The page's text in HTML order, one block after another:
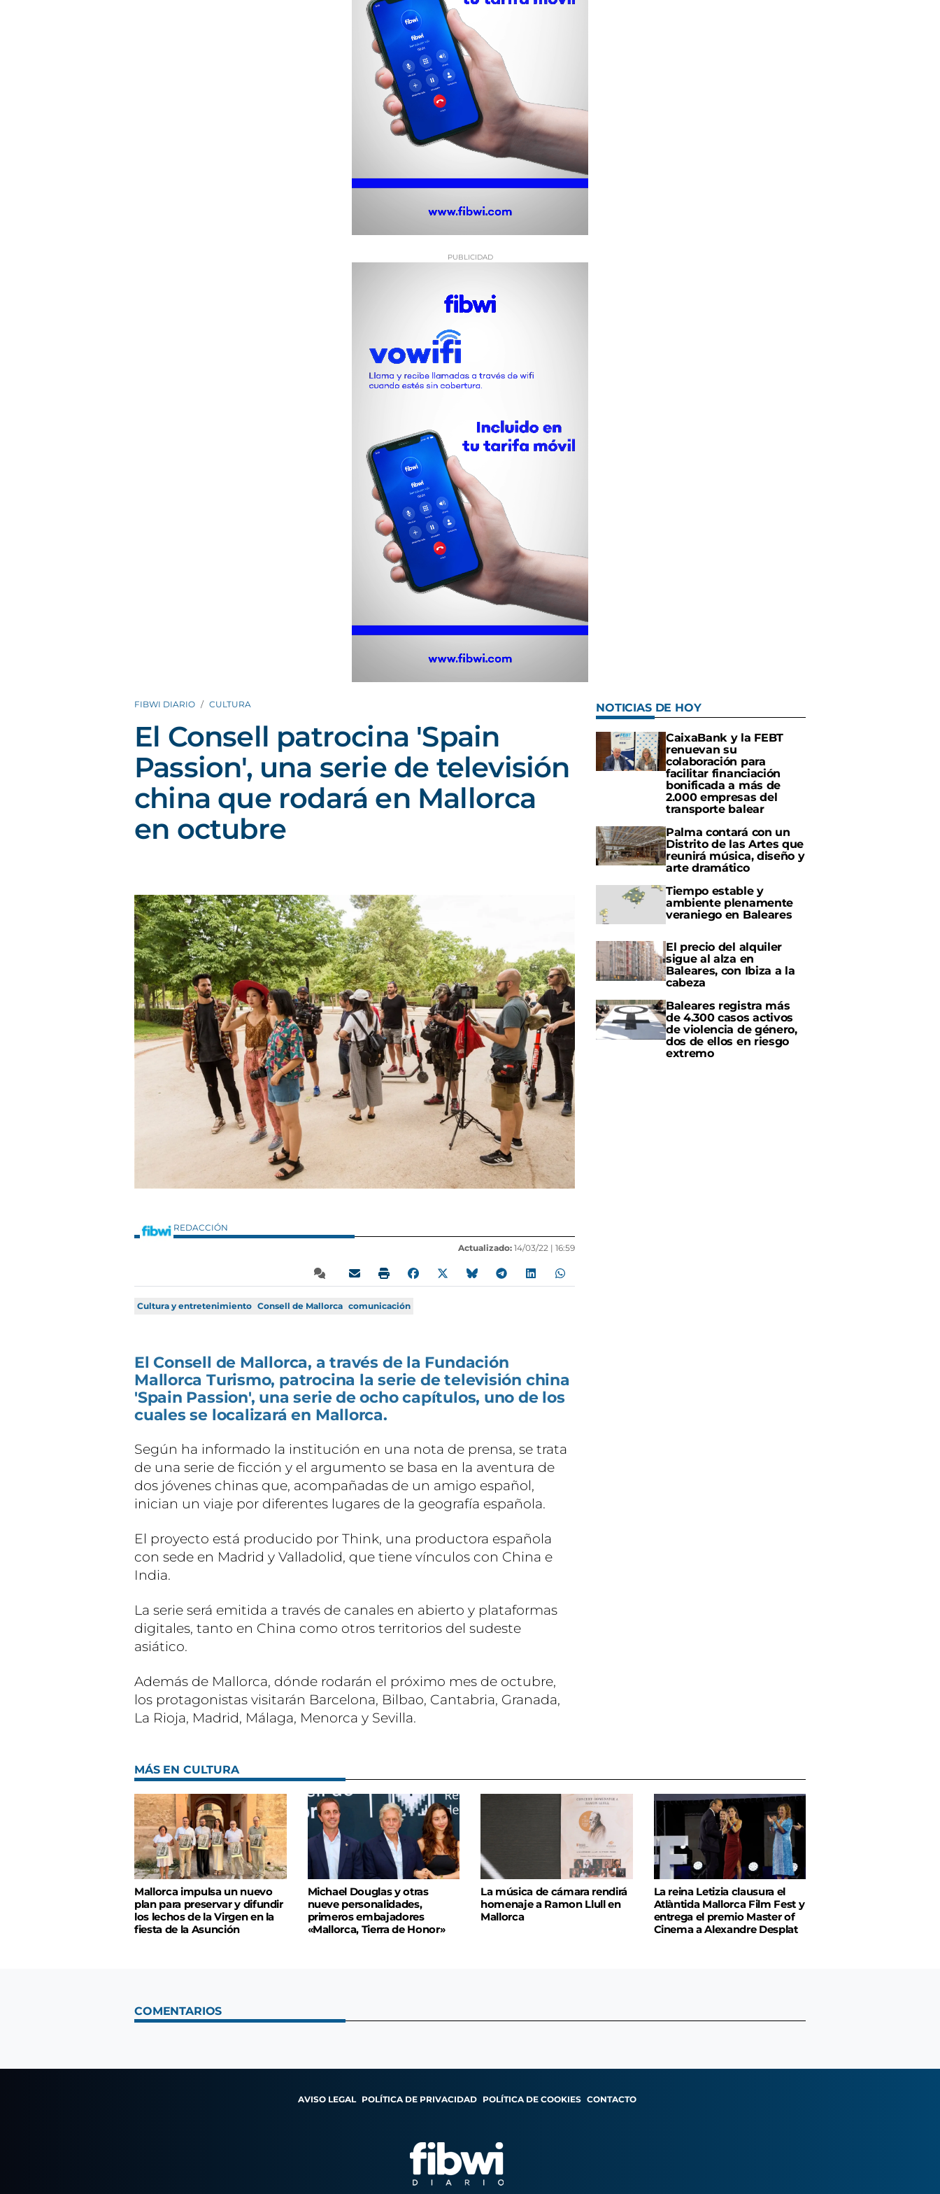
FIBWI DIARIO CULTURA
El Consell patrocina 'Spain
Passion', una serie de televisión
china que rodará en Mallorca
en octubre
REDACCIÓN
Actualizado: 14/03/22 | 16:59
Cultura y entretenimiento Consell de Mallorca comunicación
El Consell de Mallorca, a través de la Fundación
Mallorca Turismo, patrocina la serie de televisión china
'Spain Passion', una serie de ocho capítulos, uno de los
cuales se localizará en Mallorca.
Según ha informado la institución en una nota de prensa, se trata
de una serie de ficción y el argumento se basa en la aventura de
dos jóvenes chinas que, acompañadas de un amigo español,
inician un viaje por diferentes lugares de la geografía española.
El proyecto está producido por Think, una productora española
con sede en Madrid y Valladolid, que tiene vínculos con China e
India.
La serie será emitida a través de canales en abierto y plataformas
digitales, tanto en China como otros territorios del sudeste
asiático.
Además de Mallorca, dónde rodarán el próximo mes de octubre,
los protagonistas visitarán Barcelona, Bilbao, Cantabria, Granada,
La Rioja, Madrid, Málaga, Menorca y Sevilla.
NOTICIAS DE HOY
CaixaBank y la FEBT
renuevan su
colaboración para
facilitar financiación
bonificada a más de
2.000 empresas del
transporte balear
Palma contará con un
Distrito de las Artes que
reunirá música, diseño y
arte dramático
Tiempo estable y
ambiente plenamente
veraniego en Baleares
El precio del alquiler
sigue al alza en
Baleares, con Ibiza a la
cabeza
Baleares registra más
de 4.300 casos activos
de violencia de género,
dos de ellos en riesgo
extremo
MÁS EN CULTURA
Mallorca impulsa un nuevo
plan para preservar y difundir
los lechos de la Virgen en la
fiesta de la Asunción
Michael Douglas y otras
nueve personalidades,
primeros embajadores
«Mallorca, Tierra de Honor»
La música de cámara rendirá
homenaje a Ramon Llull en
Mallorca
La reina Letizia clausura el
Atlàntida Mallorca Film Fest y
entrega el premio Master of
Cinema a Alexandre Desplat
COMENTARIOS
AVISO LEGAL POLÍTICA DE PRIVACIDAD POLÍTICA DE COOKIES CONTACTO